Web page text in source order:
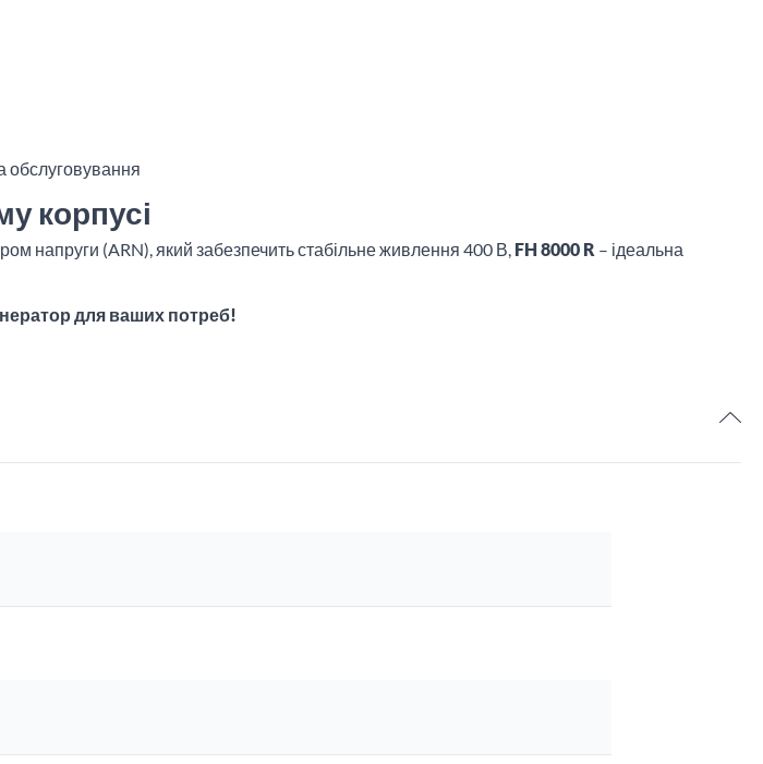
обслуговування
корпусі
напруги (ARN), який забезпечить стабільне живлення 400 В, FH 8000 R – ідеальна
для ваших потреб!